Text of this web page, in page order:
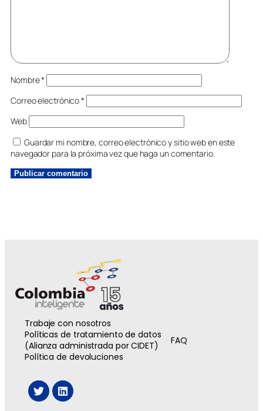
Nombre*
Correo electrónico*
Web
Guardar mi nombre, correo electrónico y sitio web en este
navegador para la próxima vez que haga un comentario.
Trabaje con nosotros
Políticas de tratamiento de datos
(Alianza administrada por CIDET)
FAQ
Política de devoluciones